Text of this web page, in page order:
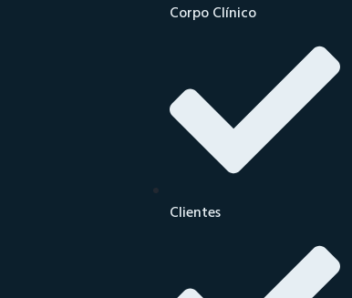
Corpo Clínico
Clientes